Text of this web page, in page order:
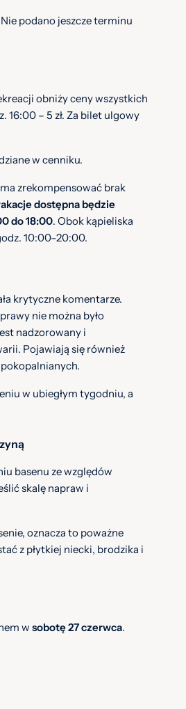
podano jeszcze terminu
obniży ceny wszystkich
16:00 – 5 zł. Za bilet ulgowy
w cenniku.
zrekompensować brak
dostępna będzie
do 18:00. Obok kąpieliska
10:00–20:00.
krytyczne komentarze.
nie można było
nadzorowany i
Pojawiają się również
w ubiegłym tygodniu, a
basenu ze względów
skalę napraw i
oznacza to poważne
z płytkiej niecki, brodzika i
w sobotę 27 czerwca.